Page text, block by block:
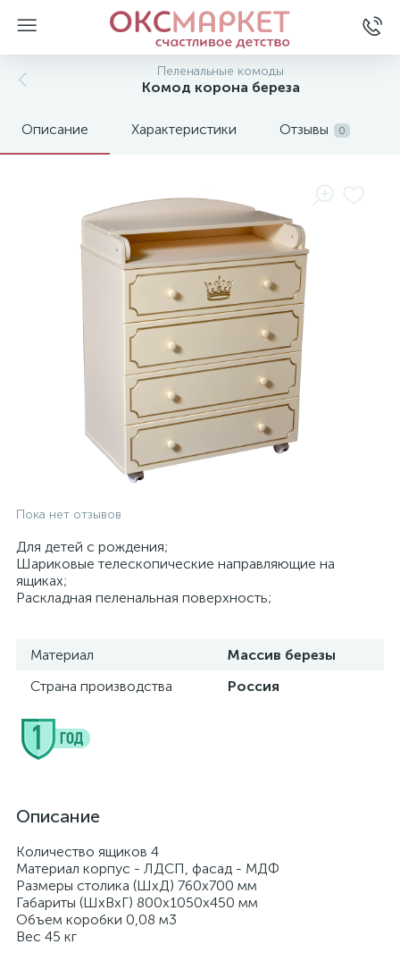
Пеленальные комоды
Комод корона береза
Описание Характеристики Отзывы 0
Пока нет отзывов
Для детей с рождения;
Шариковые телескопические направляющие на
ящиках;
Раскладная пеленальная поверхность;
Материал
Массив березы
Страна производства
Россия
Описание
Количество ящиков 4
Материал корпус - ЛДСП, фасад - МДФ
Размеры столика (ШхД) 760х700 мм
Габариты (ШхВхГ) 800х1050х450 мм
Объем коробки 0,08 м3
Вес 45 кг